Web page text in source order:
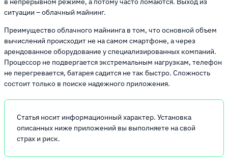
ситуации – облачный майнинг.
Преимущество облачного майнинга в том, что основной объем
вычислений происходит не на самом смартфоне, а через
арендованное оборудование у специализированных компаний.
Процессор не подвергается экстремальным нагрузкам, телефон
не перегревается, батарея садится не так быстро. Сложность
состоит только в поиске надежного приложения.
Статья носит информационный характер. Установка
описанных ниже приложений вы выполняете на свой
страх и риск.